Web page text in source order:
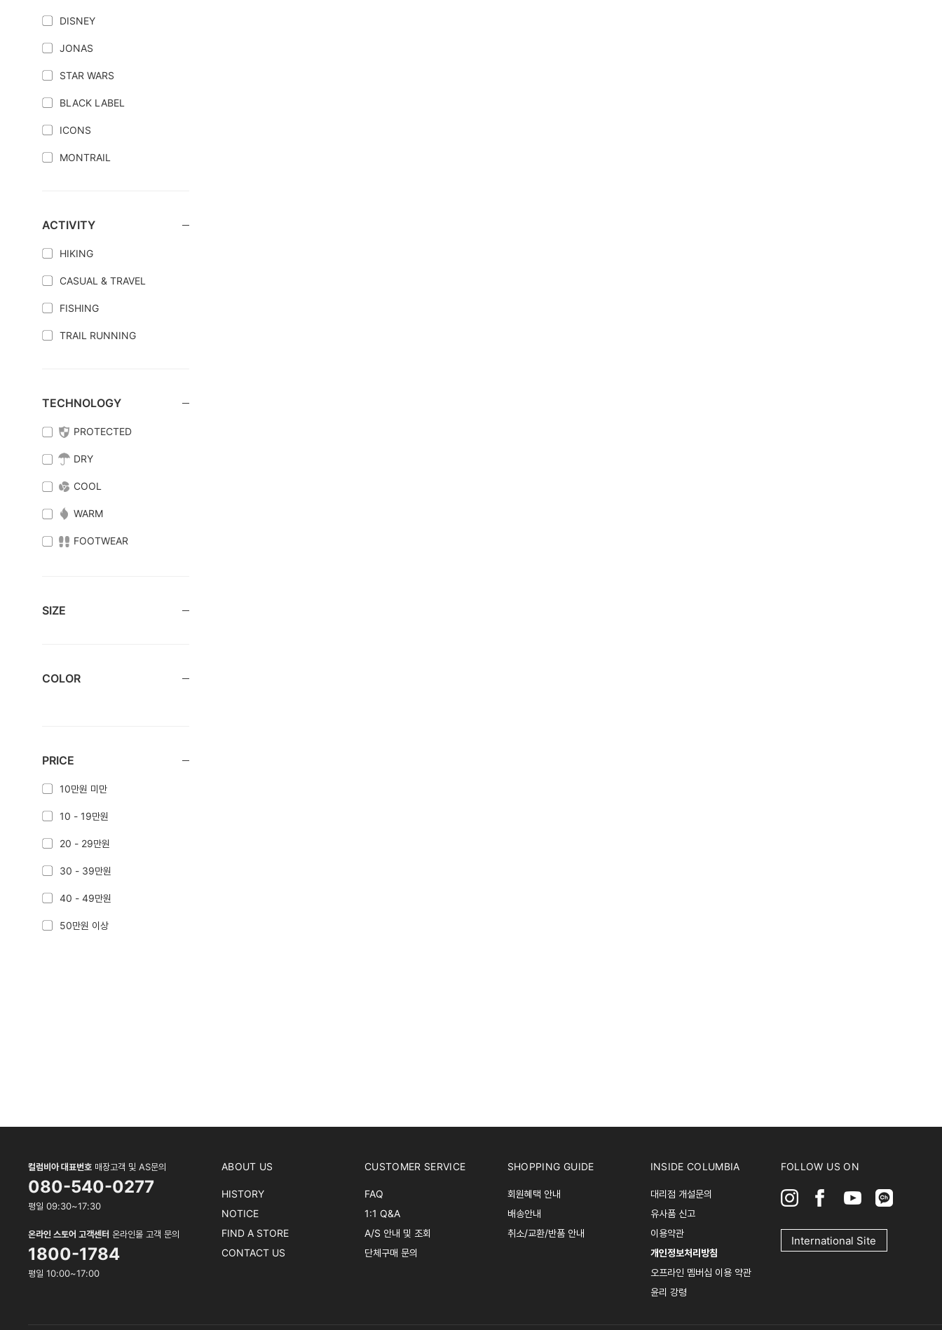
DISNEY
JONAS
STAR WARS
BLACK LABEL
ICONS
MONTRAIL
ACTIVITY
HIKING
CASUAL & TRAVEL
FISHING
TRAIL RUNNING
TECHNOLOGY
PROTECTED
DRY
COOL
WARM
FOOTWEAR
SIZE
COLOR
PRICE
10만원 미만
10 - 19만원
20 - 29만원
30 - 39만원
40 - 49만원
50만원 이상
컬럼비아 대표번호 매장고객 및 AS문의
080-540-0277
평일 09:30~17:30
온라인 스토어 고객센터 온라인몰 고객 문의
1800-1784
평일 10:00~17:00
ABOUT US
HISTORY
NOTICE
FIND A STORE
CONTACT US
CUSTOMER SERVICE
FAQ
1:1 Q&A
A/S 안내 및 조회
단체구매 문의
SHOPPING GUIDE
회원혜택 안내
배송안내
취소/교환/반품 안내
INSIDE COLUMBIA
대리점 개설문의
유사품 신고
이용약관
개인정보처리방침
오프라인 멤버십 이용 약관
윤리 강령
FOLLOW US ON
International Site